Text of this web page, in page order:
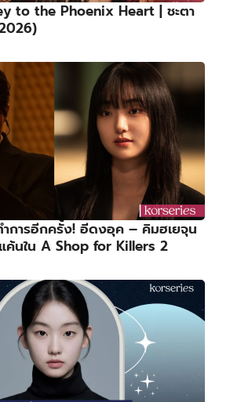
to the Phoenix Heart | ชะตา
ำการอีกครั้ง! อีดงอุค – คิมฮเยจุน
ค้นใน A Shop for Killers 2